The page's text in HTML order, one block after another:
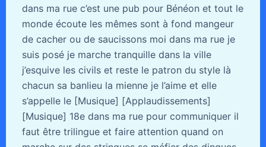
dans ma rue c’est une pub pour Bénéon et tout le
monde écoute les mêmes sont à fond mangeur
de cacher ou de saucissons moi dans ma rue je
suis posé je marche tranquille dans la ville
j’esquive les civils et reste le patron du style là
chacun sa banlieu la mienne je l’aime et elle
s’appelle le [Musique] [Applaudissements]
[Musique] 18e dans ma rue pour communiquer il
faut être trilingue et faire attention quand on